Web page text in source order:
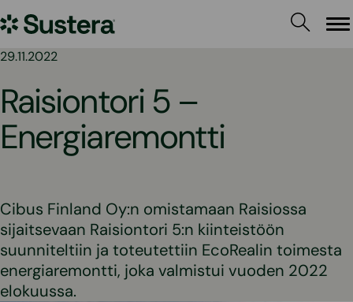
sisältöön
Sustera
29.11.2022
Raisiontori 5 –
Energiaremontti
Cibus Finland Oy:n omistamaan Raisiossa
sijaitsevaan Raisiontori 5:n kiinteistöön
suunniteltiin ja toteutettiin EcoRealin toimesta
energiaremontti, joka valmistui vuoden 2022
elokuussa.